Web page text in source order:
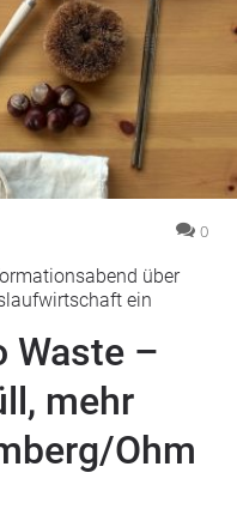
0
über
ein
Waste –
mehr
Ohm